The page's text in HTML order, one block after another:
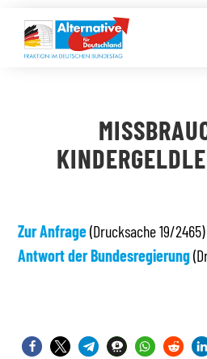
Inhalt
springen
LANDESGRUPPEN
PRESSE
Zur Anfrage(Drucksache 19/2465)
Antwort der Bundesregierung